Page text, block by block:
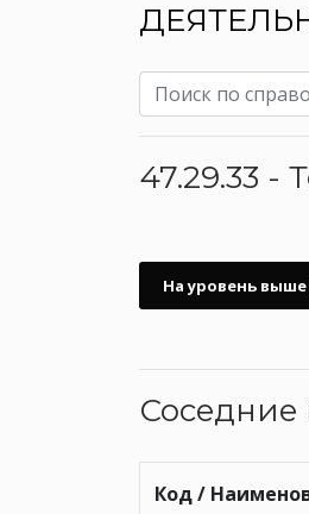
47.29.33 -
На уровень выше
Код /